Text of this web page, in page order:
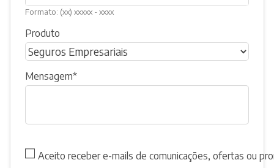
Formato: (xx) xxxxx - xxxx
Produto
Mensagem
Aceito receber e-mails de comunicações, ofertas ou